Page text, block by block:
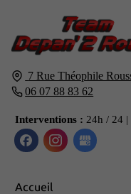
7 Rue Théophile
06 07 88 83 62
Interventions : 24h / 24 |
Accueil